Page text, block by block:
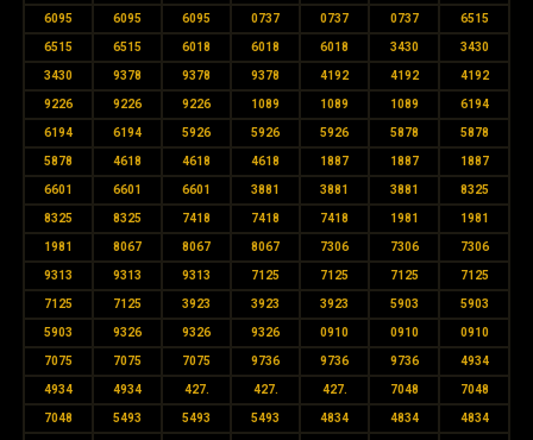
6095 6095 6095 0737 0737 0737 6515
6515 6515 6018 6018 6018 3430 3430
3430 9378 9378 9378 4192 4192 4192
9226 9226 9226 1089 1089 1089 6194
6194 6194 5926 5926 5926 5878 5878
5878 4618 4618 4618 1887 1887 1887
6601 6601 6601 3881 3881 3881 8325
8325 8325 7418 7418 7418 1981 1981
1981 8067 8067 8067 7306 7306 7306
9313 9313 9313 7125 7125 7125 7125
7125 7125 3923 3923 3923 5903 5903
5903 9326 9326 9326 0910 0910 0910
7075 7075 7075 9736 9736 9736 4934
4934 4934 427. 427. 427. 7048 7048
7048 5493 5493 5493 4834 4834 4834